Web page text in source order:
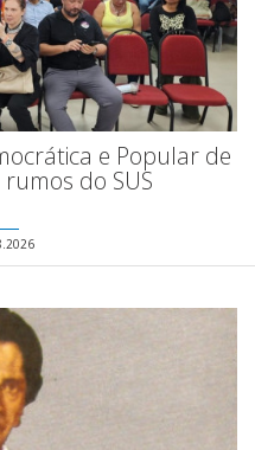
e Popular de
do SUS